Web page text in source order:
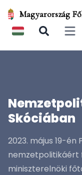
Magyarország
Skóciában
2023. május 19-
nemzetpolitikáért
miniszterelnöki